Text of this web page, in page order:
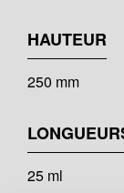
HAUTEUR
250 mm
25 ml